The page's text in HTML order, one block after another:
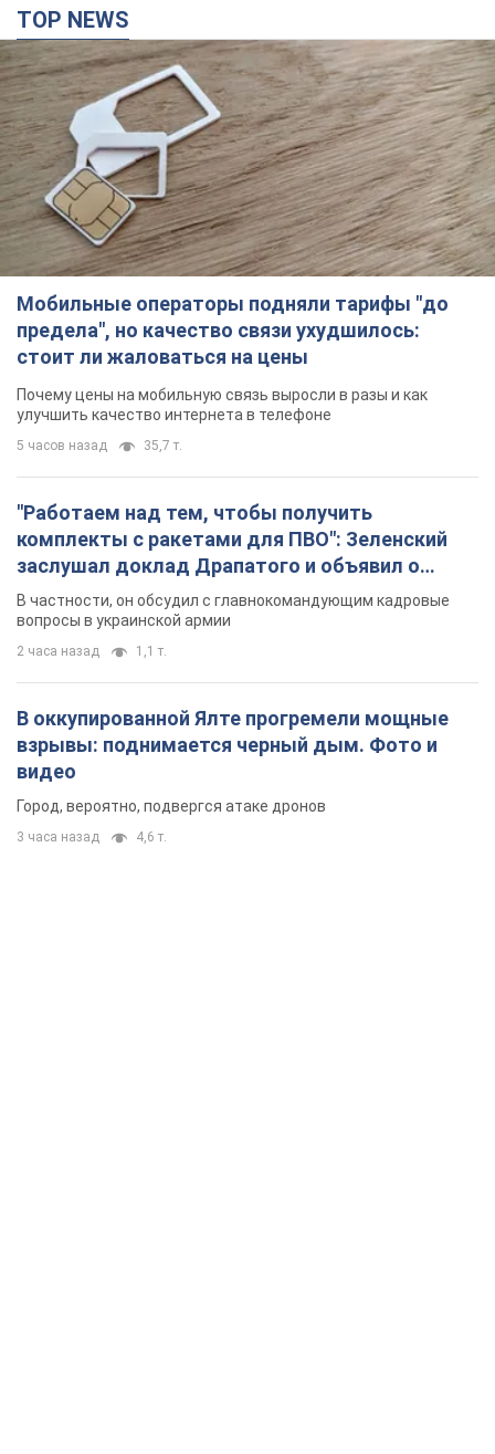
TOP NEWS
Мобильные операторы подняли тарифы "до
предела", но качество связи ухудшилось:
стоит ли жаловаться на цены
Почему цены на мобильную связь выросли в разы и как
улучшить качество интернета в телефоне
5 часов назад 35,7 т.
"Работаем над тем, чтобы получить
комплекты с ракетами для ПВО": Зеленский
заслушал доклад Драпатого и объявил о
новых мерах
В частности, он обсудил с главнокомандующим кадровые
вопросы в украинской армии
2 часа назад 1,1 т.
В оккупированной Ялте прогремели мощные
взрывы: поднимается черный дым. Фото и
видео
Город, вероятно, подвергся атаке дронов
3 часа назад 4,6 т.